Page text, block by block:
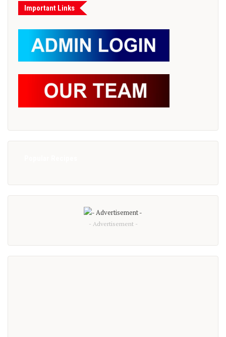
Important Links
- Advertisement -